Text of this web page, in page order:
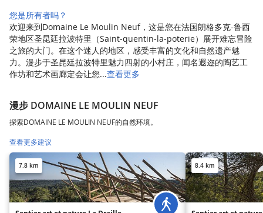
您是所有者吗？
欢迎来到Domaine Le Moulin Neuf，这是您在法国朗格多克-鲁西
荣地区圣昆廷拉波特里（Saint-quentin-la-poterie）展开难忘冒险
之旅的大门。在这个迷人的地区，感受丰富的文化和自然遗产魅
力。漫步于圣昆廷拉波特里魅力四射的小村庄，闻名遐迩的陶艺工
作坊和艺术画廊定会让您...查看更多
漫步 DOMAINE LE MOULIN NEUF
探索DOMAINE LE MOULIN NEUF的自然环境。
查看更多建议
7.8 km 8.4 km